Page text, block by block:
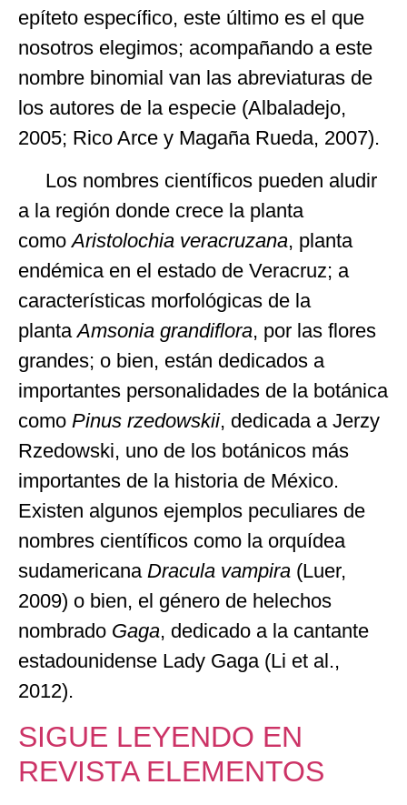
epíteto específico, este último es el que
nosotros elegimos; acompañando a este
nombre binomial van las abreviaturas de
los autores de la especie (Albaladejo,
2005; Rico Arce y Magaña Rueda, 2007).
Los nombres científicos pueden aludir
a la región donde crece la planta
comoAristolochia veracruzana, planta
endémica en el estado de Veracruz; a
características morfológicas de la
plantaAmsonia grandiflora, por las flores
grandes; o bien, están dedicados a
importantes personalidades de la botánica
como Pinus rzedowskii, dedicada a Jerzy
Rzedowski, uno de los botánicos más
importantes de la historia de México.
Existen algunos ejemplos peculiares de
nombres científicos como la orquídea
sudamericana Dracula vampira (Luer,
2009) o bien, el género de helechos
nombrado Gaga, dedicado a la cantante
estadounidense Lady Gaga (Li et al.,
2012).
SIGUE LEYENDO EN
REVISTA ELEMENTOS